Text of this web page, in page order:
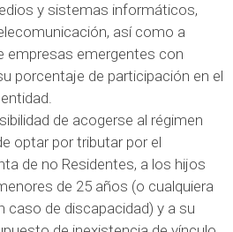
y sistemas informáticos,
así como a
empresas emergentes con
porcentaje de participación en el
de acogerse al régimen
optar por tributar por el
de no Residentes, a los hijos
de 25 años (o cualquiera
caso de discapacidad) y a su